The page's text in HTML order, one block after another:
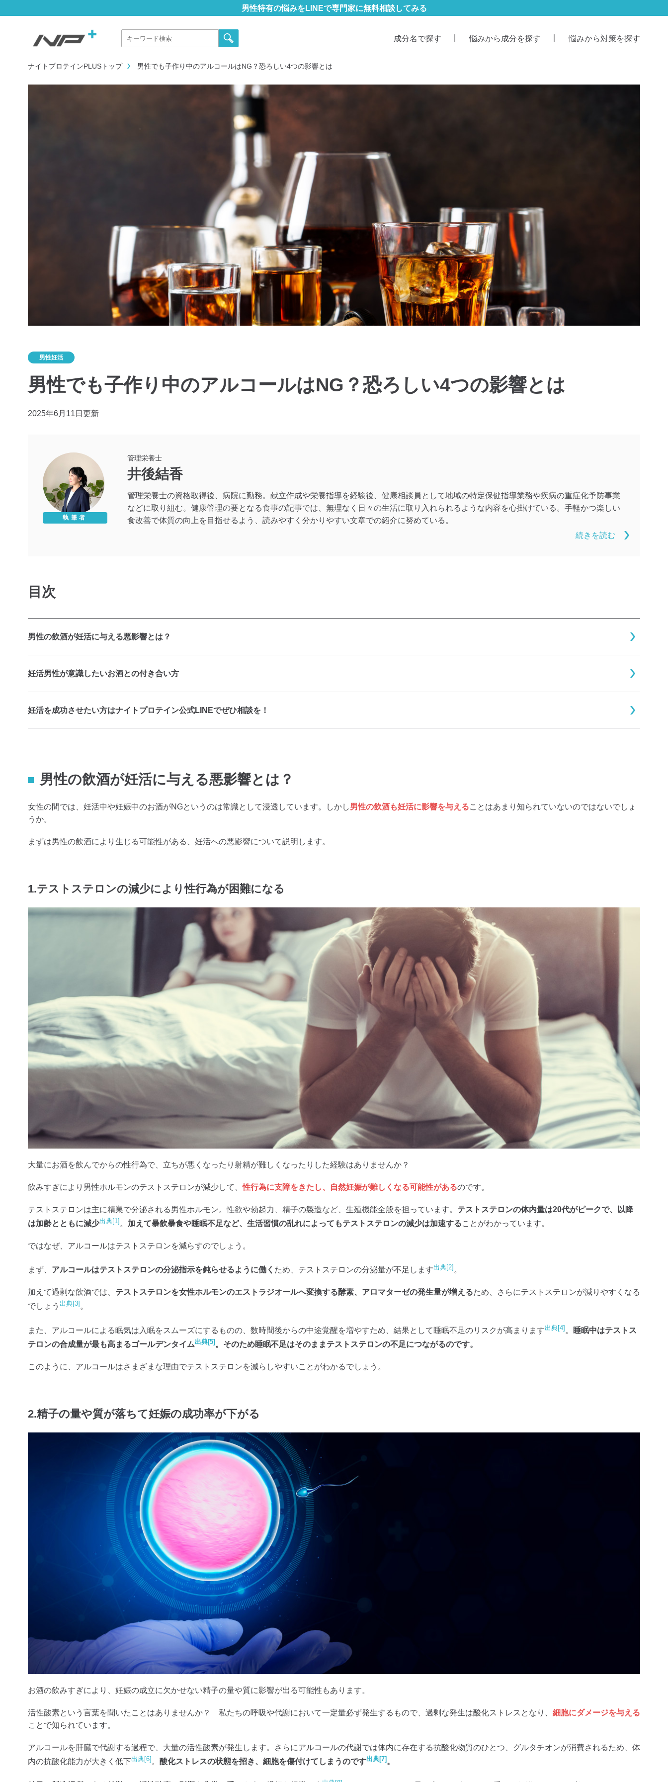
男性特有の悩みをLINEで専門家に無料相談してみる
成分名で探す 悩みから成分を探す 悩みから対策を探す
ナイトプロテインPLUSトップ 男性でも子作り中のアルコールはNG？恐ろしい4つの影響とは
男性妊活
男性でも子作り中のアルコールはNG？恐ろしい4つの影響とは
2025年6月11日更新
執筆者
管理栄養士
井後結香
管理栄養士の資格取得後、病院に勤務。献立作成や栄養指導を経験後、健康相談員として地域の特定保健指導業務や疾病の重症化予防事業
などに取り組む。健康管理の要となる食事の記事では、無理なく日々の生活に取り入れられるような内容を心掛けている。手軽かつ楽しい
食改善で体質の向上を目指せるよう、読みやすく分かりやすい文章での紹介に努めている。
続きを読む
目次
男性の飲酒が妊活に与える悪影響とは？
妊活男性が意識したいお酒との付き合い方
妊活を成功させたい方はナイトプロテイン公式LINEでぜひ相談を！
男性の飲酒が妊活に与える悪影響とは？
女性の間では、妊活中や妊娠中のお酒がNGというのは常識として浸透しています。しかし男性の飲酒も妊活に影響を与えることはあまり知られていないのではないでしょ
うか。
まずは男性の飲酒により生じる可能性がある、妊活への悪影響について説明します。
1.テストステロンの減少により性行為が困難になる
大量にお酒を飲んでからの性行為で、立ちが悪くなったり射精が難しくなったりした経験はありませんか？
飲みすぎにより男性ホルモンのテストステロンが減少して、性行為に支障をきたし、自然妊娠が難しくなる可能性があるのです。
テストステロンは主に精巣で分泌される男性ホルモン。性欲や勃起力、精子の製造など、生殖機能全般を担っています。 テストステロンの体内量は20代がピークで、以降
は加齢とともに減少出典[1] 。 加えて暴飲暴食や睡眠不足など、生活習慣の乱れによってもテストステロンの減少は加速することがわかっています。
ではなぜ、アルコールはテストステロンを減らすのでしょう。
まず、 アルコールはテストステロンの分泌指示を鈍らせるように働く ため、テストステロンの分泌量が不足します出典[2] 。
加えて過剰な飲酒では、 テストステロンを女性ホルモンのエストラジオールへ変換する酵素、アロマターゼの発生量が増えるため、さらにテストステロンが減りやすくなる
でしょう 出典[3] 。
また、アルコールによる眠気は入眠をスムーズにするものの、数時間後からの中途覚醒を増やすため、結果として睡眠不足のリスクが高まります出典[4] 。
睡眠中はテストス
テロンの合成量が最も高まるゴールデンタイム出典[5] 。そのため睡眠不足はそのままテストステロンの不足につながるのです。
このように、アルコールはさまざまな理由でテストステロンを減らしやすいことがわかるでしょう。
2.精子の量や質が落ちて妊娠の成功率が下がる
お酒の飲みすぎにより、妊娠の成立に欠かせない精子の量や質に影響が出る可能性もあります。
活性酸素という言葉を聞いたことはありませんか？ 私たちの呼吸や代謝において一定量必ず発生するもので、過剰な発生は酸化ストレスとなり、 細胞にダメージを与える
ことで知られています。
アルコールを肝臓で代謝する過程で、大量の活性酸素が発生します。さらにアルコールの代謝では体内に存在する抗酸化物質のひとつ、グルタチオンが消費されるため、体
内の抗酸化能力が大きく低下出典[6] 。 酸化ストレスの状態を招き、細胞を傷付けてしまうのです出典[7]。